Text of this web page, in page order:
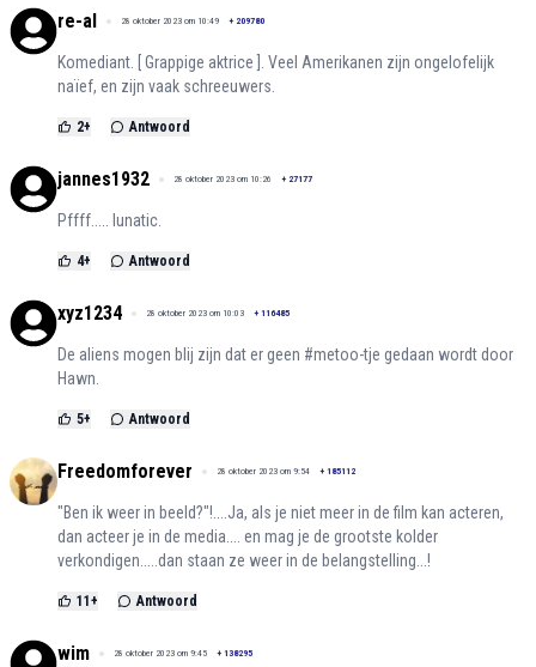
re-al 28 oktober 2023 om 10:49 + 209780
Komediant. [ Grappige aktrice ]. Veel Amerikanen zijn ongelofelijk
naïef, en zijn vaak schreeuwers.
2+ Antwoord
jannes1932 28 oktober 2023 om 10:26 + 27177
Pffff..... lunatic.
4+ Antwoord
xyz1234 28 oktober 2023 om 10:03 + 116485
De aliens mogen blij zijn dat er geen #metoo-tje gedaan wordt door
Hawn.
5+ Antwoord
Freedomforever 28 oktober 2023 om 9:54 + 185112
"Ben ik weer in beeld?"!....Ja, als je niet meer in de film kan acteren,
dan acteer je in de media.... en mag je de grootste kolder
verkondigen.....dan staan ze weer in de belangstelling...!
11 + Antwoord
wim 28 oktober 2023 om 9:45 + 138295